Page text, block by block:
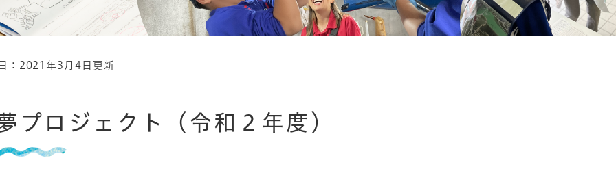
：2021年3月4日更新
プロジェクト（令和２年度）